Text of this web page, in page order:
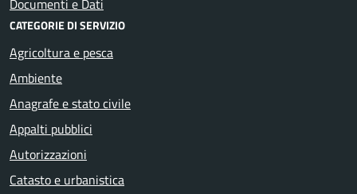
CATEGORIE DI SERVIZIO
Agricoltura e pesca
Ambiente
Anagrafe e stato civile
Appalti pubblici
Autorizzazioni
Catasto e urbanistica